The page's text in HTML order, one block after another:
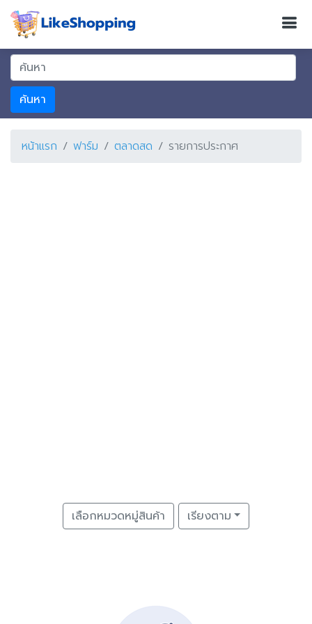
ค้นหา
หน้าแรก ฟาร์ม ตลาดสด รายการประกาศ
เลือกหมวดหมู่สินค้า เรียงตาม